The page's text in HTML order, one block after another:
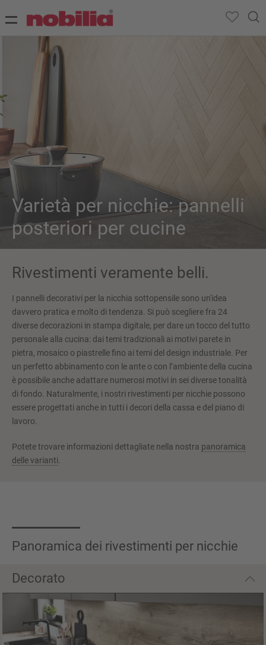
Varietà per nicchie: pannelli
posteriori per cucine
Rivestimenti veramente belli.
I pannelli decorativi per la nicchia sottopensile sono un'idea
davvero pratica e molto di tendenza. Si può scegliere fra 24
diverse decorazioni in stampa digitale, per dare un tocco del tutto
personale alla cucina: dai temi tradizionali ai motivi parete in
pietra, mosaico o piastrelle fino ai temi del design industriale. Per
un perfetto abbinamento con le ante o con l’ambiente della cucina
è possibile anche adattare numerosi motivi in sei diverse tonalità
di fondo. Naturalmente, i nostri rivestimenti per nicchie possono
essere progettati anche in tutti i decori della cassa e del piano di
lavoro.
Potete trovare informazioni dettagliate nella nostra panoramica
delle varianti
Panoramica dei rivestimenti per nicchie
Decorato